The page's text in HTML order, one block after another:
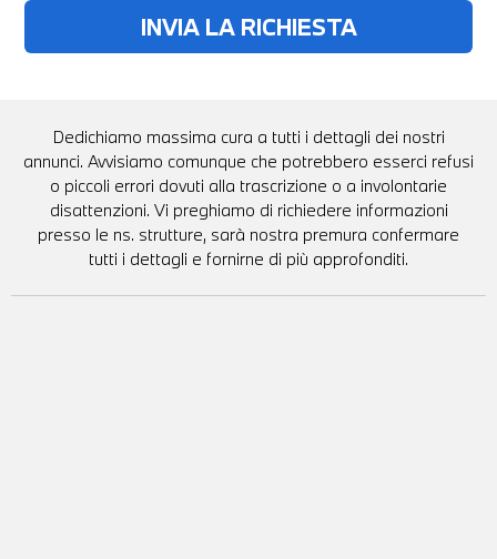
Dedichiamo massima cura a tutti i dettagli dei nostri
annunci. Avvisiamo comunque che potrebbero esserci refusi
o piccoli errori dovuti alla trascrizione o a involontarie
disattenzioni. Vi preghiamo di richiedere informazioni
presso le ns. strutture, sarà nostra premura confermare
tutti i dettagli e fornirne di più approfonditi.